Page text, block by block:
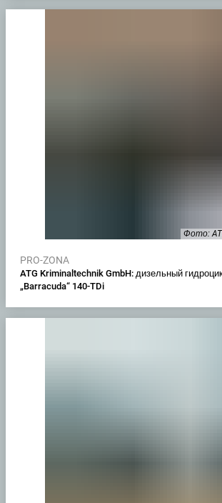
Фото:
PRO-ZONA
ATG Kriminaltechnik GmbH: дизельный
„Barracuda“ 140-TDi